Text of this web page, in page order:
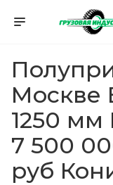
Москве
1250 мм
7 500
руб